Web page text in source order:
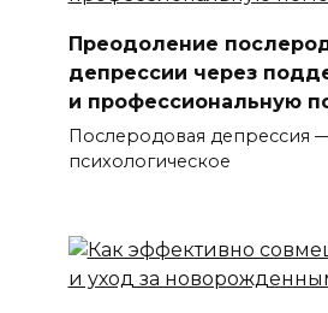
Преодоление
депрессии через
и профессиональную
Послеродовая депрессия
психологическое